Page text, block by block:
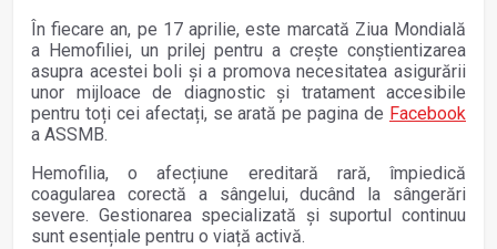
În fiecare an, pe 17 aprilie, este marcată Ziua Mondială
a Hemofiliei, un prilej pentru a crește conștientizarea
asupra acestei boli și a promova necesitatea asigurării
unor mijloace de diagnostic și tratament accesibile
pentru toți cei afectați, se arată pe pagina de Facebook
a ASSMB.
Hemofilia, o afecțiune ereditară rară, împiedică
coagularea corectă a sângelui, ducând la sângerări
severe. Gestionarea specializată și suportul continuu
sunt esențiale pentru o viață activă.